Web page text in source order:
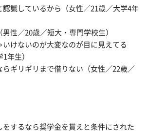
認識しているから（女性／21歳／大学4年
男性／20歳／短大・専門学校生）
いけないのが大変なのが目に見えてる
1年生）
らギリギリまで借りない（女性／22歳／
をするなら奨学金を貰えと条件にされた